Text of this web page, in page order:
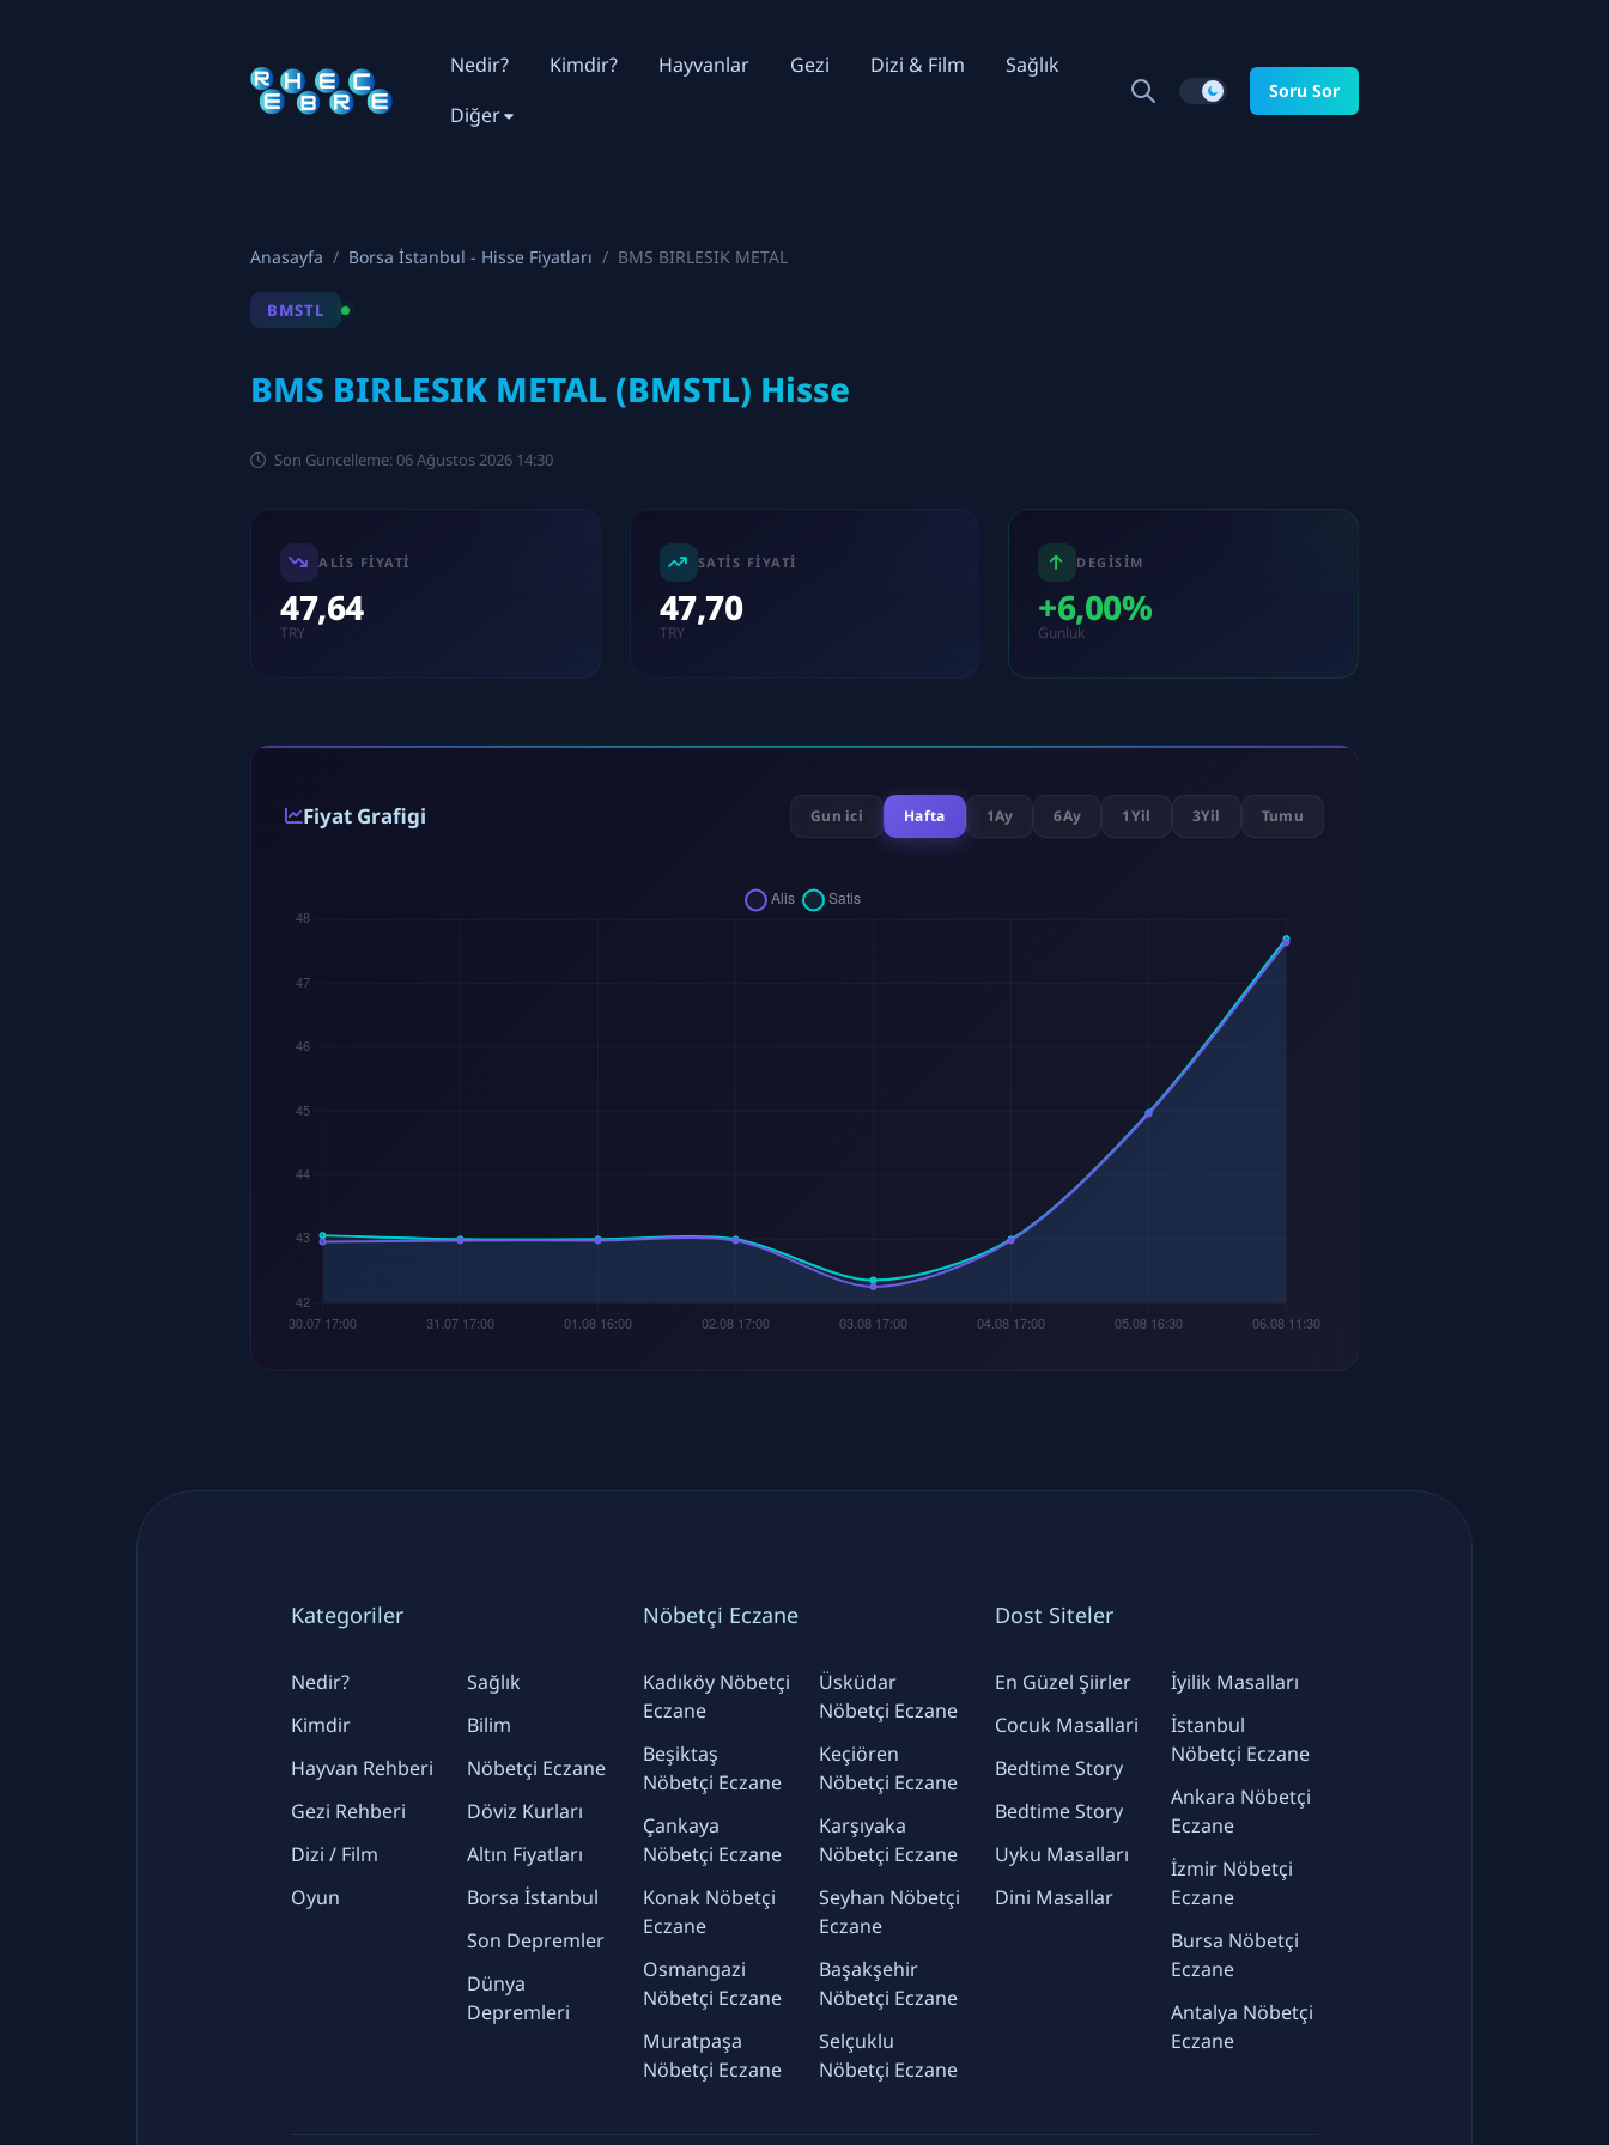
Nedir? Kimdir? Hayvanlar Gezi Dizi & Film
Sağlık
Diğer
Soru Sor
Anasayfa Borsa İstanbul - Hisse Fiyatları BMS BIRLESIK METAL
BMSTL
BMS BIRLESIK METAL (BMSTL) Hisse
Son Guncelleme: 06 Ağustos 2026 14:30
ALIS FIYATI
47,64
TRY
SATIS FIYATI
47,70
TRY
DEGISIM
+6,00%
Gunluk
Fiyat Grafigi Gun ici Hafta 1Ay 6Ay 1Yil 3Yil Tumu
Kategoriler
Nedir?
Kimdir
Hayvan Rehberi
Gezi Rehberi
Dizi / Film
Oyun
Sağlık
Bilim
Nöbetçi Eczane
Döviz Kurları
Altın Fiyatları
Borsa İstanbul
Son Depremler
Dünya
Depremleri
Nöbetçi Eczane
Kadıköy Nöbetçi
Eczane
Beşiktaş
Nöbetçi Eczane
Çankaya
Nöbetçi Eczane
Konak Nöbetçi
Eczane
Osmangazi
Nöbetçi Eczane
Muratpaşa
Nöbetçi Eczane
Üsküdar
Nöbetçi Eczane
Keçiören
Nöbetçi Eczane
Karşıyaka
Nöbetçi Eczane
Seyhan Nöbetçi
Eczane
Başakşehir
Nöbetçi Eczane
Selçuklu
Nöbetçi Eczane
Dost Siteler
En Güzel Şiirler
Cocuk Masallari
Bedtime Story
Bedtime Story
Uyku Masalları
Dini Masallar
İyilik Masalları
İstanbul
Nöbetçi Eczane
Ankara Nöbetçi
Eczane
İzmir Nöbetçi
Eczane
Bursa Nöbetçi
Eczane
Antalya Nöbetçi
Eczane